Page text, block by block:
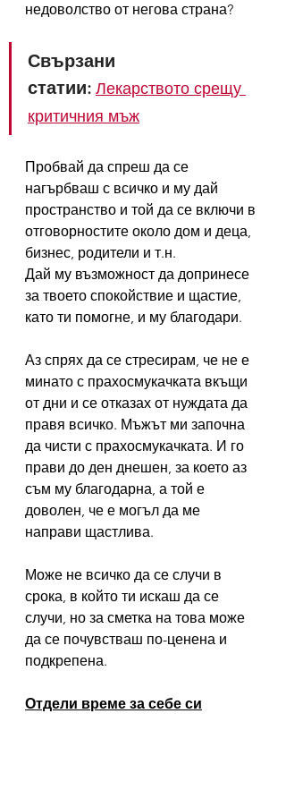
недоволство от негова страна?
Свързани
статии: Лекарството срещу
критичния мъж
Пробвай да спреш да се
нагърбваш с всичко и му дай
пространство и той да се включи в
отговорностите около дом и деца,
бизнес, родители и т.н.
Дай му възможност да допринесе
за твоето спокойствие и щастие,
като ти помогне, и му благодари.
Аз спрях да се стресирам, че не е
минато с прахосмукачката вкъщи
от дни и се отказах от нуждата да
правя всичко. Мъжът ми започна
да чисти с прахосмукачката. И го
прави до ден днешен, за което аз
съм му благодарна, а той е
доволен, че е могъл да ме
направи щастлива.
Може не всичко да се случи в
срока, в който ти искаш да се
случи, но за сметка на това може
да се почувстваш по-ценена и
подкрепена.
Отдели време за себе си